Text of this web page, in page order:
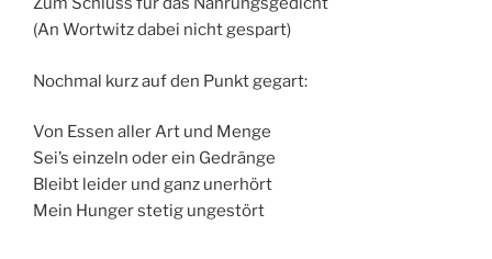
(An Wortwitz dabei nicht gespart)
Nochmal kurz auf den Punkt gegart:
Von Essen aller Art und Menge
Sei’s einzeln oder ein Gedränge
Bleibt leider und ganz unerhört
Mein Hunger stetig ungestört